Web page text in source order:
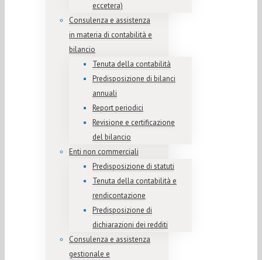
eccetera)
Consulenza e assistenza
in materia di contabilità e
bilancio
Tenuta della contabilità
Predisposizione di bilanci
annuali
Report periodici
Revisione e certificazione
del bilancio
Enti non commerciali
Predisposizione di statuti
Tenuta della contabilità e
rendicontazione
Predisposizione di
dichiarazioni dei redditi
Consulenza e assistenza
gestionale e